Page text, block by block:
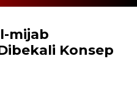
mijab
Konsep